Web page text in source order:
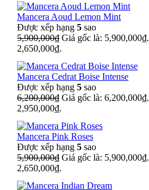
Mancera Aoud Lemon Mint
Được xếp hạng 5 sao
5,900,000₫ Giá gốc là: 5,900,000₫.
2,650,000₫.
Mancera Cedrat Boise Intense
Được xếp hạng 5 sao
6,200,000₫ Giá gốc là: 6,200,000₫.
2,950,000₫.
Mancera Pink Roses
Được xếp hạng 5 sao
5,900,000₫ Giá gốc là: 5,900,000₫.
2,650,000₫.